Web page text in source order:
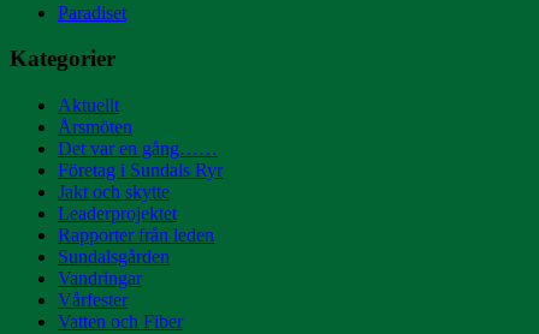
Paradiset
Kategorier
Aktuellt
Årsmöten
Det var en gång……
Företag i Sundals Ryr
Jakt och skytte
Leaderprojektet
Rapporter från leden
Sundalsgården
Vandringar
Vårfester
Vatten och Fiber